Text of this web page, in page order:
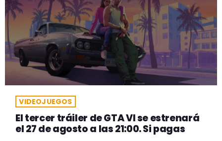
VIDEOJUEGOS
El tercer tráiler de GTA VI se estrenará
el 27 de agosto a las 21:00. Si pagas